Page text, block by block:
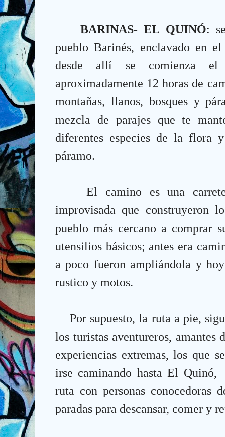
BARINAS- EL QUINÓ:
pueblo Barinés, enclavado en
desde allí se comienza el
aproximadamente 12 horas de
montañas, llanos, bosques y
mezcla de parajes que te
diferentes especies de la flora
páramo.
El camino es una
improvisada que construyeron
pueblo más cercano a comprar
utensilios básicos; antes era
a poco fueron ampliándola y
rustico y motos.
Por supuesto, la ruta a pie,
los turistas aventureros, amantes
experiencias extremas, los que
irse caminando hasta El Quinó,
ruta con personas conocedoras
paradas para descansar, comer y